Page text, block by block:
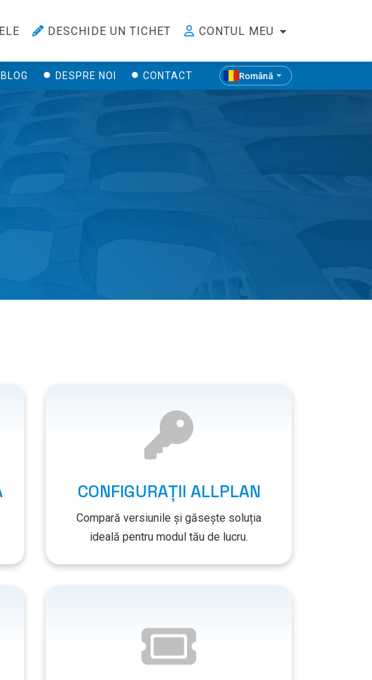
DESCHIDE UN TICHET CONTUL MEU
BLOG DESPRE NOI CONTACT Română
CONFIGURAȚII ALLPLAN
Compară versiunile și găsește soluția
ideală pentru modul tău de lucru.